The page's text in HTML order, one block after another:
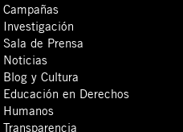
Campañas
Investigación
Sala de Prensa
Noticias
Blog y Cultura
Educación en Derechos
Humanos
Transparencia